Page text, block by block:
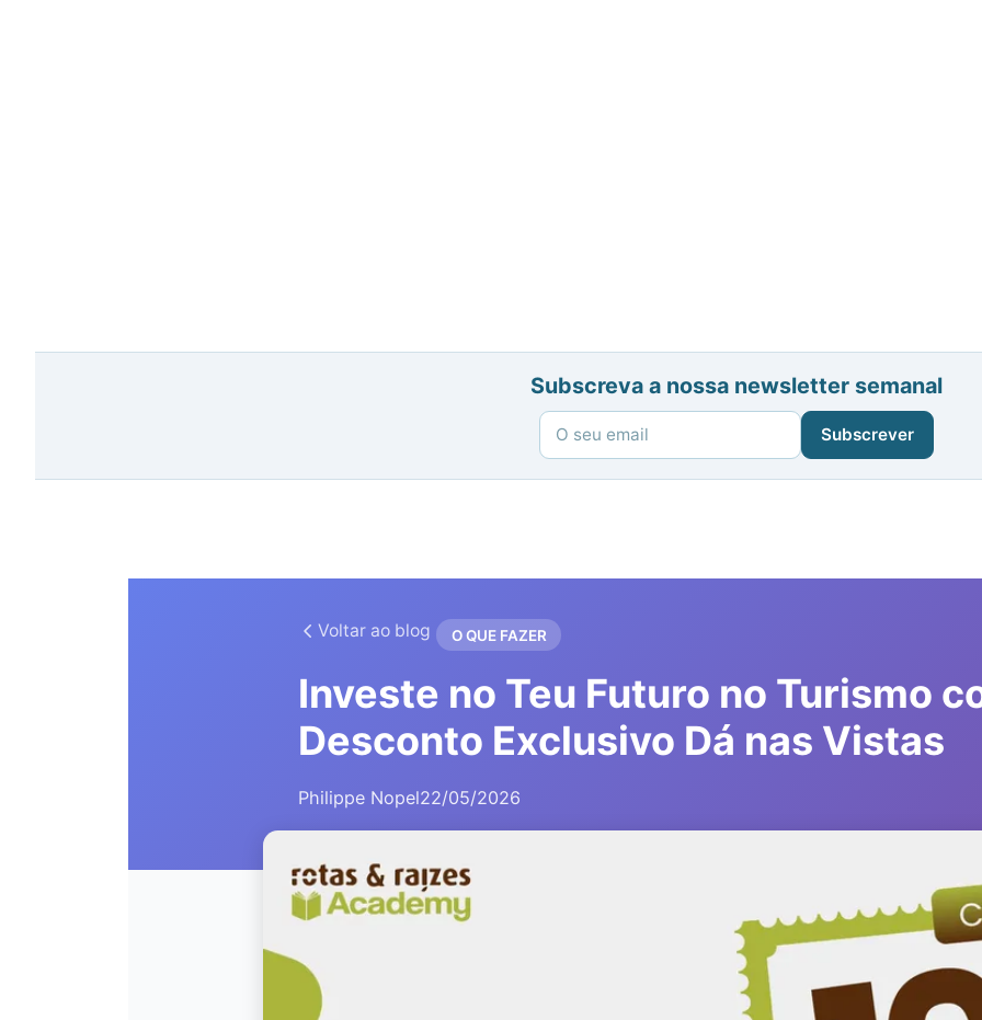
Subscreva a nossa newsletter semanal
Subscrever
Voltar ao blog O QUE FAZER
Investe no Teu Futuro no Turismo
Desconto Exclusivo Dá nas Vistas
Philippe Nopel22/05/2026